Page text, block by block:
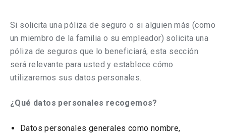
Si solicita una póliza de seguro o si alguien más (como
un miembro de la familia o su empleador) solicita una
póliza de seguros que lo beneficiará, esta sección
será relevante para usted y establece cómo
utilizaremos sus datos personales.
¿Qué datos personales recogemos?
Datos personales generales como nombre,